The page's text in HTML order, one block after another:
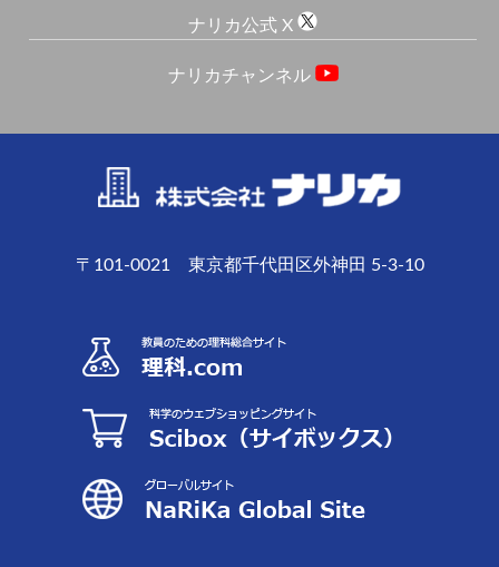
ナリカ公式 X
ナリカチャンネル
〒101-0021 東京都千代田区外神田 5-3-10